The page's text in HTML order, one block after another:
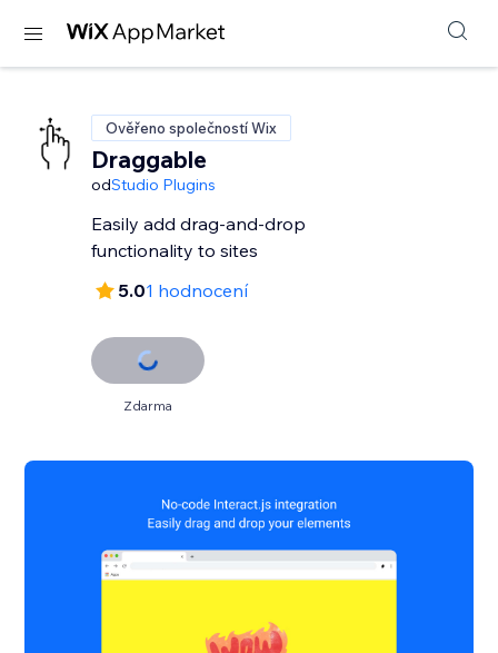
Ověřeno společností Wix
Draggable
odStudio Plugins
Easily add drag-and-drop
functionality to sites
5.01 hodnocení
Zdarma